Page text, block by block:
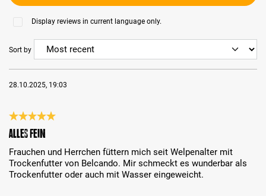
Display reviews in current language only.
Sort by
28.10.2025, 19:03
Review with rating of 5 out of 5 stars
Alles Fein
Frauchen und Herrchen füttern mich seit Welpenalter mit
Trockenfutter von Belcando. Mir schmeckt es wunderbar als
Trockenfutter oder auch mit Wasser eingeweicht.